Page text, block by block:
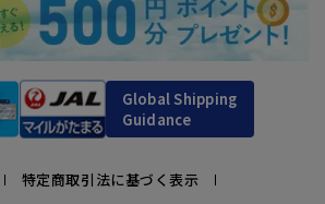
Global Shipping
Guidance
特定商取引法に基づく表示